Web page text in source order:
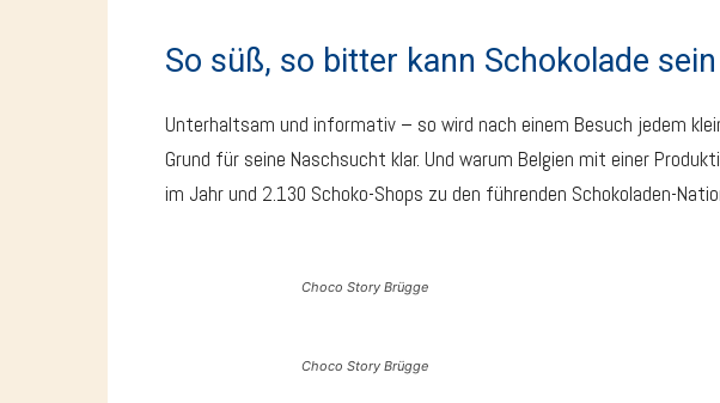
So süß, so bitter kann Schokolade sein
Unterhaltsam und informativ – so wird nach einem Besuch jedem
Grund für seine Naschsucht klar. Und warum Belgien mit einer
im Jahr und 2.130 Schoko-Shops zu den führenden Schokoladen-
Choco Story Brügge
Choco Story Brügge